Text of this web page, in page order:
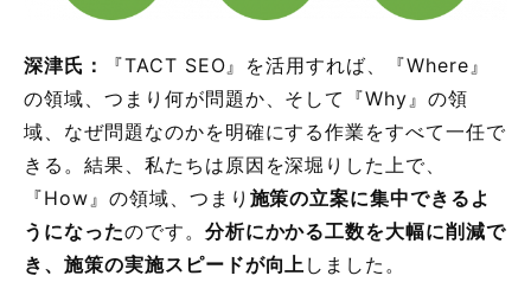
深津氏：
『TACT SEO』を活用すれば、『Where』
の領域、つまり何が問題か、そして『Why』の領
域、なぜ問題なのかを明確にする作業をすべて一任で
きる。結果、私たちは原因を深堀りした上で、
『How』の領域、つまり 施策の立案に集中できるよ
うになったのです。 分析にかかる工数を大幅に削減で
き、施策の実施スピードが向上 しました。